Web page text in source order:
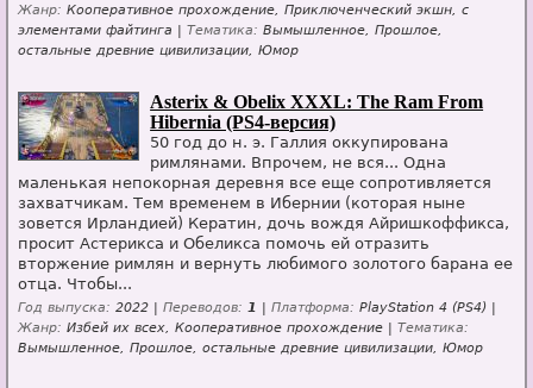
Жанр: Кооперативное прохождение, Приключенческий экшн, с
элементами файтинга | Тематика: Вымышленное, Прошлое,
остальные древние цивилизации, Юмор
Asterix & Obelix XXXL: The Ram From
Hibernia (PS4-версия)
50 год до н. э. Галлия оккупирована
римлянами. Впрочем, не вся... Одна
маленькая непокорная деревня все еще сопротивляется
захватчикам. Тем временем в Ибернии (которая ныне
зовется Ирландией) Кератин, дочь вождя Айришкоффикса,
просит Астерикса и Обеликса помочь ей отразить
вторжение римлян и вернуть любимого золотого барана ее
отца. Чтобы...
Год выпуска: 2022 | Переводов: 1 Платформа: PlayStation 4 (PS4) |
Жанр: Избей их всех, Кооперативное прохождение | Тематика:
Вымышленное, Прошлое, остальные древние цивилизации, Юмор